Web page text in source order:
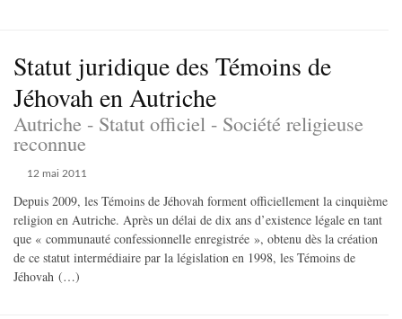
Statut juridique des Témoins de
Jéhovah en Autriche
Autriche - Statut officiel - Société religieuse
reconnue
12 mai 2011
Depuis 2009, les Témoins de Jéhovah forment officiellement la cinquième
religion en Autriche. Après un délai de dix ans d’existence légale en tant
que « communauté confessionnelle enregistrée », obtenu dès la création
de ce statut intermédiaire par la législation en 1998, les Témoins de
Jéhovah (…)